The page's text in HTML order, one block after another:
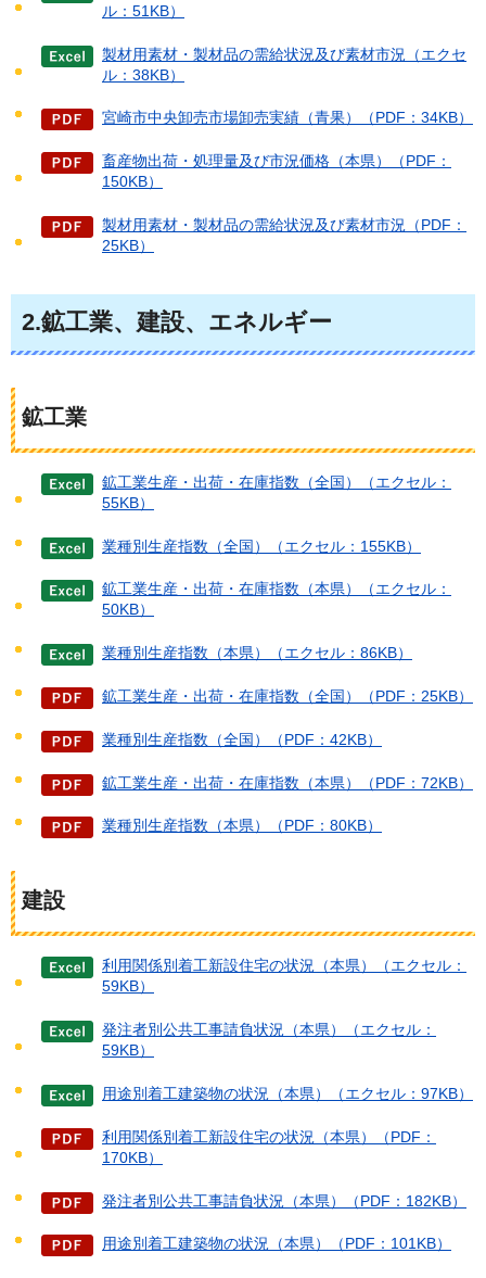
ル：51KB）
製材用素材・製材品の需給状況及び素材市況（エクセ
ル：38KB）
宮崎市中央卸売市場卸売実績（青果）（PDF：34KB）
畜産物出荷・処理量及び市況価格（本県）（PDF：
150KB）
製材用素材・製材品の需給状況及び素材市況（PDF：
25KB）
2.鉱工業、建設、エネルギー
鉱工業
鉱工業生産・出荷・在庫指数（全国）（エクセル：
55KB）
業種別生産指数（全国）（エクセル：155KB）
鉱工業生産・出荷・在庫指数（本県）（エクセル：
50KB）
業種別生産指数（本県）（エクセル：86KB）
鉱工業生産・出荷・在庫指数（全国）（PDF：25KB）
業種別生産指数（全国）（PDF：42KB）
鉱工業生産・出荷・在庫指数（本県）（PDF：72KB）
業種別生産指数（本県）（PDF：80KB）
建設
利用関係別着工新設住宅の状況（本県）（エクセル：
59KB）
発注者別公共工事請負状況（本県）（エクセル：
59KB）
用途別着工建築物の状況（本県）（エクセル：97KB）
利用関係別着工新設住宅の状況（本県）（PDF：
170KB）
発注者別公共工事請負状況（本県）（PDF：182KB）
用途別着工建築物の状況（本県）（PDF：101KB）